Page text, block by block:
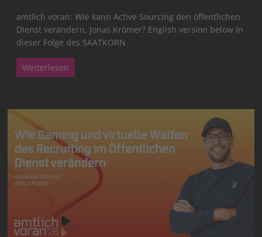
amtlich voran: Wie kann Active Sourcing den öffentlichen
Dienst verändern, Jonas Krömer? English version below In
dieser Folge des SAATKORN
Weiterlesen